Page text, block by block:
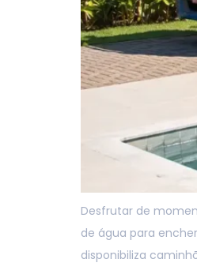
Desfrutar de
de água para
disponibiliza